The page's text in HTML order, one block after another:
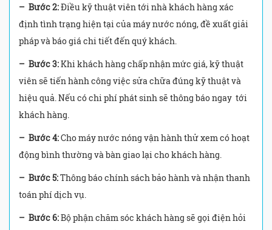
– Bước 2:Điều kỹ thuật viên tới nhà khách hàng xác
định tình trạng hiện tại của máy nước nóng, đề xuất giải
pháp và báo giá chi tiết đến quý khách.
– Bước 3:Khi khách hàng chấp nhận mức giá, kỹ thuật
viên sẽ tiến hành công việc sửa chữa đúng kỹ thuật và
hiệu quả. Nếu có chi phí phát sinh sẽ thông báo ngay tới
khách hàng.
– Bước 4:Cho máy nước nóng vận hành thử xem có hoạt
động bình thường và bàn giao lại cho khách hàng.
– Bước 5:Thông báo chính sách bảo hành và nhận thanh
toán phí dịch vụ.
– Bước 6:Bộ phận chăm sóc khách hàng sẽ gọi điện hỏi